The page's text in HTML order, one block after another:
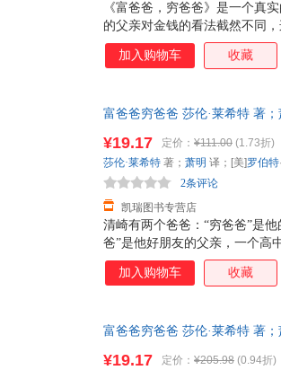
《富爸爸，穷爸爸》是一个真
的父亲对金钱的看法截然不同
了朋友的父亲的建议，也就是
的奴隶，要让金钱为我们工作
加入购物车 收藏
富爸爸穷爸爸 莎伦·莱希特 著
清崎有两个爸爸：“穷爸爸”是
爸”是他好朋友的父亲，一个高
从“穷爸爸”为他设计的人生道
的人生初期。直到1977年，清
爸”截然不同的金钱观和财富观
¥19.17 定价： ¥111.00 (1.73折)
凯瑞图书专营店
2条评论
莎伦·莱希特 著； 萧明 译；[美]罗伯特
加入购物车 收藏
富爸爸穷爸爸 莎伦·莱希特 著
¥19.17 定价： ¥205.98 (0.94折)